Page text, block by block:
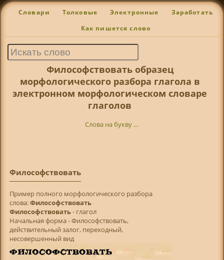
Словари Толковые Электронные Заработать
Как пишется слово
Философствовать образец
морфологического разбора глагола в
электронном морфологическом словаре
глаголов
Слова на букву ...
Философствовать
Пример полного морфологического разбора
слова:Философствовать
Философствовать- глагол
Начальная форма - Философствовать,
действительный залог, переходный,
несовершенный вид